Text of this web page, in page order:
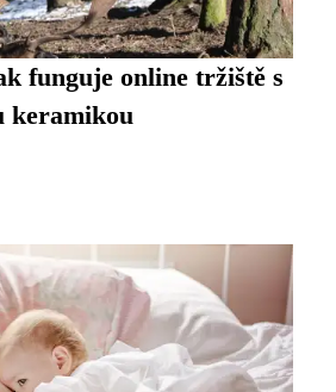
funguje online tržiště s
keramikou